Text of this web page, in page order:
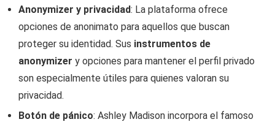
Anonymizer y privacidad: La plataforma ofrece
opciones de anonimato para aquellos que buscan
proteger su identidad. Sus instrumentos de
anonymizer y opciones para mantener el perfil privado
son especialmente útiles para quienes valoran su
privacidad.
Botón de pánico: Ashley Madison incorpora el famoso